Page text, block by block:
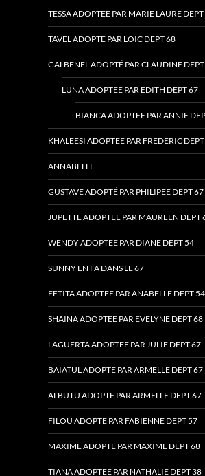
TESSA ADOPTEE PAR MARIE LAURE
TAVEL ADOPTE PAR LOIC DEPT 68
GALBENEL ADOPTÉ PAR CLAUDINE
LUNA ADOPTEE PAR EDITH DEPT 67
BIANCA ADOPTEE PAR ANNIE
KHALEESI ADOPTEE PAR FREDERIC
ANNABELLE
GUSTAVE ADOPTÉ PAR PHILIPEE DEPT 67
JUPETTE ADOPTEE PAR MAUREEN DEPT
WENDY ADOPTEE PAR DIANE DEPT 54
SUNNY EN FA DANS LE 67
FETITA ADOPTEE PAR ANABELLE DEPT 54
SHAINA ADOPTEE PAR EVELYNE DEPT 68
LAGUERTA ADOPTEE PAR JULIE DEPT 67
BAIATUL ADOPTE PAR ARMELLE DEPT 67
ALBUTU ADOPTE PAR ARMELLE DEPT 67
FILOU ADOPTE PAR FABIENNE DEPT 57
MAXIME ADOPTE PAR MAXIME DEPT 68
TIANA ADOPTEE PAR NATHALIE DEPT 38